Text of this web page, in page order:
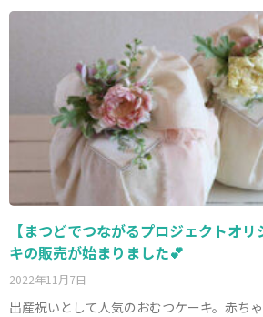
【まつどでつながるプロジェクトオ
キの販売が始まりました💕
2022年11月7日
出産祝いとして人気のおむつケーキ。赤ち